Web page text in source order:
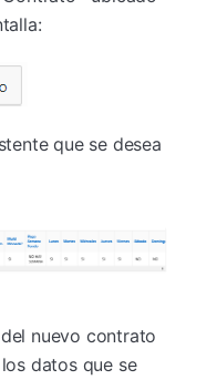
que se desea
nuevo contrato
datos que se